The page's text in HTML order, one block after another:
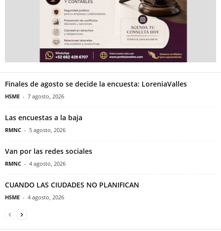
Finales de agosto se decide la encuesta: LoreniaValles
HSME - 7 agosto, 2026
Las encuestas a la baja
RMNC - 5 agosto, 2026
Van por las redes sociales
RMNC - 4 agosto, 2026
CUANDO LAS CIUDADES NO PLANIFICAN
HSME - 4 agosto, 2026